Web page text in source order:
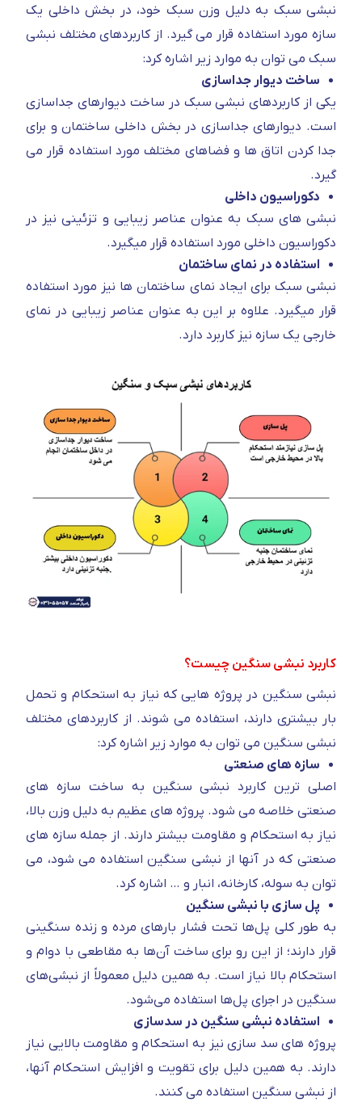
نبشی سبک به دلیل وزن سبک خود، در بخش داخلی یک
سازه مورد استفاده قرار می گیرد. از کاربردهای مختلف نبشی
سبک می توان به موارد زیر اشاره کرد:
ساخت دیوار جداسازی
یکی از کاربردهای نبشی سبک در ساخت دیوارهای جداسازی
است. دیوارهای جداسازی در بخش داخلی ساختمان و برای
جدا کردن اتاق ها و فضاهای مختلف مورد استفاده قرار می
گیرد.
دکوراسیون داخلی
نبشی های سبک به عنوان عناصر زیبایی و تزئینی نیز در
دکوراسیون داخلی مورد استفاده قرار میگیرد.
استفاده در نمای ساختمان
نبشی سبک برای ایجاد نمای ساختمان ها نیز مورد استفاده
قرار میگیرد. علاوه بر این به عنوان عناصر زیبایی در نمای
خارجی یک سازه نیز کاربرد دارد.
کاربرد نبشی سنگین چیست؟
نبشی سنگین در پروژه هایی که نیاز به استحکام و تحمل
بار بیشتری دارند، استفاده می شوند. از کاربردهای مختلف
نبشی سنگین می توان به موارد زیر اشاره کرد:
سازه های صنعتی
اصلی ترین کاربرد نبشی سنگین به ساخت سازه های
صنعتی خلاصه می شود. پروژه های عظیم به دلیل وزن بالا،
نیاز به استحکام و مقاومت بیشتر دارند. از جمله سازه های
صنعتی که در آنها از نبشی سنگین استفاده می شود، می
توان به سوله، کارخانه، انبار و … اشاره کرد.
پل سازی با نبشی سنگین
به طور کلی پل‌ها تحت فشار بارهای مرده و زنده سنگینی
قرار دارند؛ از این رو برای ساخت آن‌ها به مقاطعی با دوام و
استحکام بالا نیاز است. به همین دلیل معمولاً از نبشی‌های
سنگین در اجرای پل‌ها استفاده می‌شود.
استفاده نبشی سنگین در سدسازی
پروژه های سد سازی نیز به استحکام و مقاومت بالایی نیاز
دارند. به همین دلیل برای تقویت و افزایش استحکام آنها،
از نبشی سنگین استفاده می کنند.